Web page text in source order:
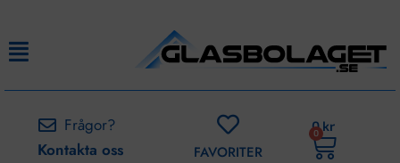
Frågor?
Kontakta oss
FAVORITER
0kr
0